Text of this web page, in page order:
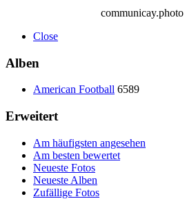
communicay.photo
Close
Alben
American Football 6589
Erweitert
Am häufigsten angesehen
Am besten bewertet
Neueste Fotos
Neueste Alben
Zufällige Fotos